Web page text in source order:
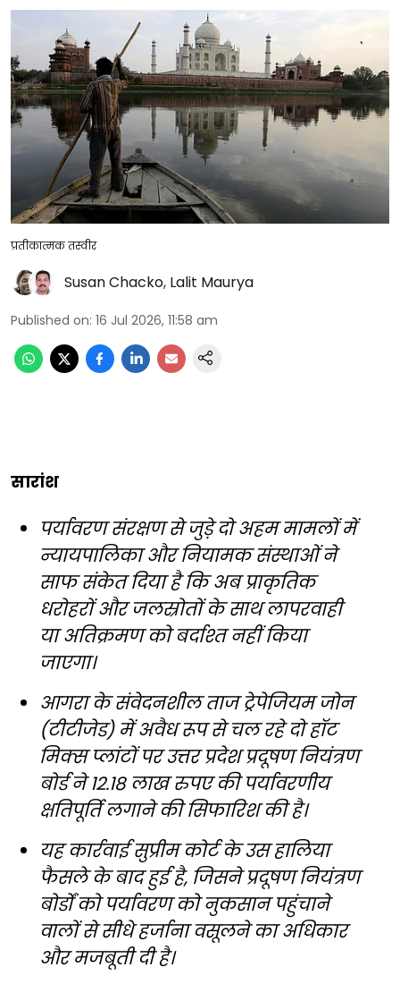
प्रतीकात्मक तस्वीर
Susan Chacko, Lalit Maurya
Published on: 16 Jul 2026, 11:58 am
सारांश
पर्यावरण संरक्षण से जुड़े दो अहम मामलों में
न्यायपालिका और नियामक संस्थाओं ने
साफ संकेत दिया है कि अब प्राकृतिक
धरोहरों और जलस्रोतों के साथ लापरवाही
या अतिक्रमण को बर्दाश्त नहीं किया
जाएगा।
आगरा के संवेदनशील ताज ट्रेपेजियम जोन
(टीटीजेड) में अवैध रूप से चल रहे दो हॉट
मिक्स प्लांटों पर उत्तर प्रदेश प्रदूषण नियंत्रण
बोर्ड ने 12.18 लाख रुपए की पर्यावरणीय
क्षतिपूर्ति लगाने की सिफारिश की है।
यह कार्रवाई सुप्रीम कोर्ट के उस हालिया
फैसले के बाद हुई है, जिसने प्रदूषण नियंत्रण
बोर्डों को पर्यावरण को नुकसान पहुंचाने
वालों से सीधे हर्जाना वसूलने का अधिकार
और मजबूती दी है।